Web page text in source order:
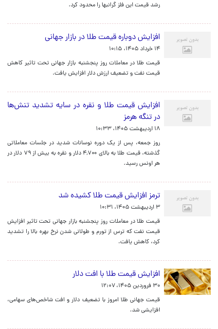
رشد قیمت این فلز گرانبها را محدود کرد.
افزایش دوباره قیمت طلا در بازار جهانی
۱۴ خرداد ۱۴۰۵، ۱۰:۱۵
قیمت طلا در معاملات روز پنجشنبه بازار جهانی تحت تاثیر کاهش
قیمت نفت و تضعیف ارزش دلار افزایش یافت.
افزایش قیمت طلا و نقره در سایه تشدید تنش‌ها
در تنگه هرمز
۱۸ اردیبهشت ۱۴۰۵، ۱۰:۳۳
روز جمعه، پس از یک دوره نوسانات شدید در جلسات معاملاتی
گذشته، قیمت طلا به بالای ۴,۷۰۰ دلار و نقره به بیش از ۷۹ دلار در
هر اونس رسید.
ترمز افزایش قیمت طلا کشیده شد
۳ اردیبهشت ۱۴۰۵، ۱۰:۳۱
قیمت طلا در معاملات روز پنجشنبه بازار جهانی تحت تاثیر افزایش
قیمت نفت که ترس از تورم و طولانی شدن نرخ بهره بالا را تشدید
کرد، کاهش یافت.
افزایش قیمت طلا با افت دلار
۳۰ فروردین ۱۴۰۵، ۱۲:۰۷
قیمت جهانی طلا امروز با تضعیف دلار و افت شاخص‌های سهامی،
افزایشی شد.